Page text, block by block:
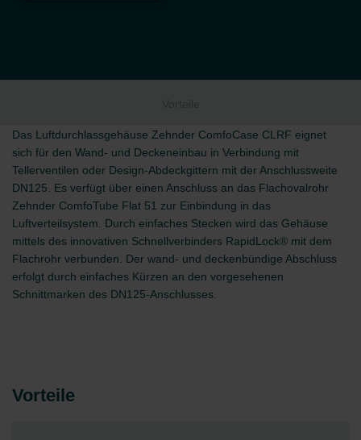
Vorteile
Das Luftdurchlassgehäuse Zehnder ComfoCase CLRF eignet
sich für den Wand- und Deckeneinbau in Verbindung mit
Tellerventilen oder Design-Abdeckgittern mit der Anschlussweite
DN125. Es verfügt über einen Anschluss an das Flachovalrohr
Zehnder ComfoTube Flat 51 zur Einbindung in das
Luftverteilsystem. Durch einfaches Stecken wird das Gehäuse
mittels des innovativen Schnellverbinders RapidLock® mit dem
Flachrohr verbunden. Der wand- und deckenbündige Abschluss
erfolgt durch einfaches Kürzen an den vorgesehenen
Schnittmarken des DN125‑Anschlusses.
Vorteile